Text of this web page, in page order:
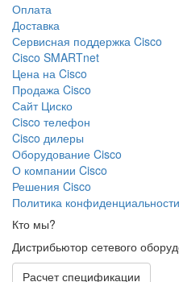
Оплата
Доставка
Сервисная поддержка Cisco
Cisco SMARTnet
Цена на Cisco
Продажа Cisco
Сайт Циско
Сisco телефон
Cisco дилеры
Оборудование Cisco
О компании Cisco
Решения Cisco
Политика конфиденциальности
Кто мы?
Дистрибьютор сетевого
Расчет спецификации